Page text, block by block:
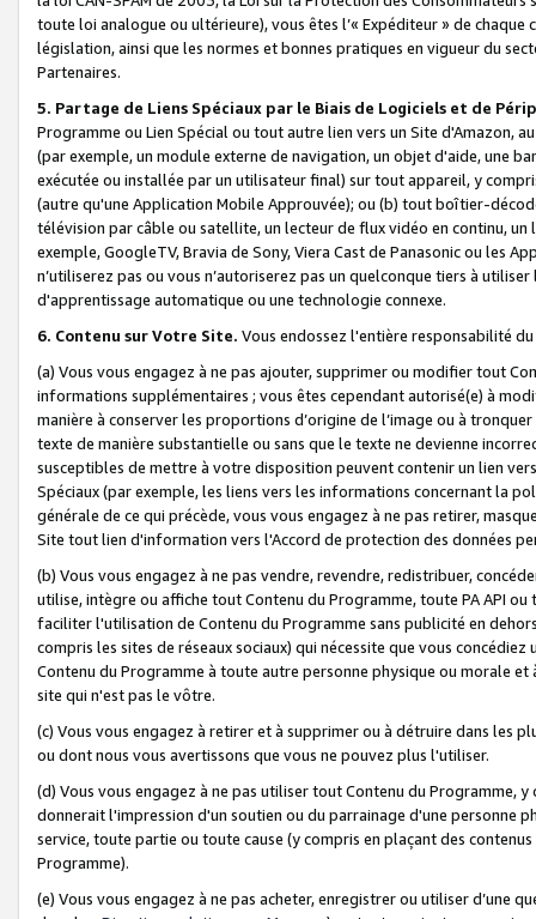
toute loi analogue ou ultérieure), vous êtes l’« Expéditeur » de
législation, ainsi que les normes et bonnes pratiques en vigueur du
Partenaires.
5. Partage de Liens Spéciaux par le Biais de Logiciels et de
Programme ou Lien Spécial ou tout autre lien vers un Site d'Amazon,
(par exemple, un module externe de navigation, un objet d'aide, une
exécutée ou installée par un utilisateur final) sur tout appareil, y
(autre qu'une Application Mobile Approuvée); ou (b) tout boîtier-
télévision par câble ou satellite, un lecteur de flux vidéo en continu,
exemple, GoogleTV, Bravia de Sony, Viera Cast de Panasonic ou les
n’utiliserez pas ou vous n’autoriserez pas un quelconque tiers à
d'apprentissage automatique ou une technologie connexe.
6. Contenu sur Votre Site. Vous endossez l'entière responsabilité
(a) Vous vous engagez à ne pas ajouter, supprimer ou modifier tout
informations supplémentaires ; vous êtes cependant autorisé(e) à
manière à conserver les proportions d’origine de l’image ou à
texte de manière substantielle ou sans que le texte ne devienne
susceptibles de mettre à votre disposition peuvent contenir un lien
Spéciaux (par exemple, les liens vers les informations concernant la
générale de ce qui précède, vous vous engagez à ne pas retirer,
Site tout lien d'information vers l'Accord de protection des données
(b) Vous vous engagez à ne pas vendre, revendre, redistribuer,
utilise, intègre ou affiche tout Contenu du Programme, toute PA API
faciliter l'utilisation de Contenu du Programme sans publicité en
compris les sites de réseaux sociaux) qui nécessite que vous
Contenu du Programme à toute autre personne physique ou morale
site qui n'est pas le vôtre.
(c) Vous vous engagez à retirer et à supprimer ou à détruire dans les
ou dont nous vous avertissons que vous ne pouvez plus l'utiliser.
(d) Vous vous engagez à ne pas utiliser tout Contenu du Programme,
donnerait l'impression d'un soutien ou du parrainage d'une personne
service, toute partie ou toute cause (y compris en plaçant des
Programme).
(e) Vous vous engagez à ne pas acheter, enregistrer ou utiliser d’une